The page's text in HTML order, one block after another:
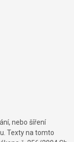
nebo šíření
Texty na tomto